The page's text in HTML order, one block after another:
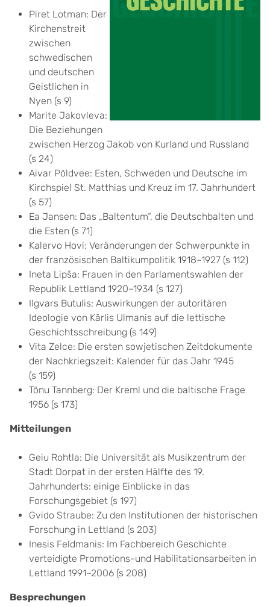
Piret Lotman: Der
Kirchenstreit
zwischen
schwedischen
und deutschen
Geistlichen in
Nyen (s 9)
Marite Jakovleva:
Die Beziehungen
zwischen Herzog Jakob von Kurland und Russland
(s 24)
Aivar Põldvee: Esten, Schweden und Deutsche im
Kirchspiel St. Matthias und Kreuz im 17. Jahrhundert
(s 57)
Ea Jansen: Das „Baltentum“, die Deutschbalten und
die Esten (s 71)
Kalervo Hovi: Veränderungen der Schwerpunkte in
der französischen Baltikumpolitik 1918–1927 (s 112)
Ineta Lipša: Frauen in den Parlamentswahlen der
Republik Lettland 1920–1934 (s 127)
Ilgvars Butulis: Auswirkungen der autoritären
Ideologie von Kārlis Ulmanis auf die lettische
Geschichtsschreibung (s 149)
Vita Zelce: Die ersten sowjetischen Zeitdokumente
der Nachkriegszeit: Kalender für das Jahr 1945
(s 159)
Tõnu Tannberg: Der Kreml und die baltische Frage
1956 (s 173)
Mitteilungen
Geiu Rohtla: Die Universität als Musikzentrum der
Stadt Dorpat in der ersten Hälfte des 19.
Jahrhunderts: einige Einblicke in das
Forschungsgebiet (s 197)
Gvido Straube: Zu den Institutionen der historischen
Forschung in Lettland (s 203)
Inesis Feldmanis: Im Fachbereich Geschichte
verteidigte Promotions-und Habilitationsarbeiten in
Lettland 1991–2006 (s 208)
Besprechungen